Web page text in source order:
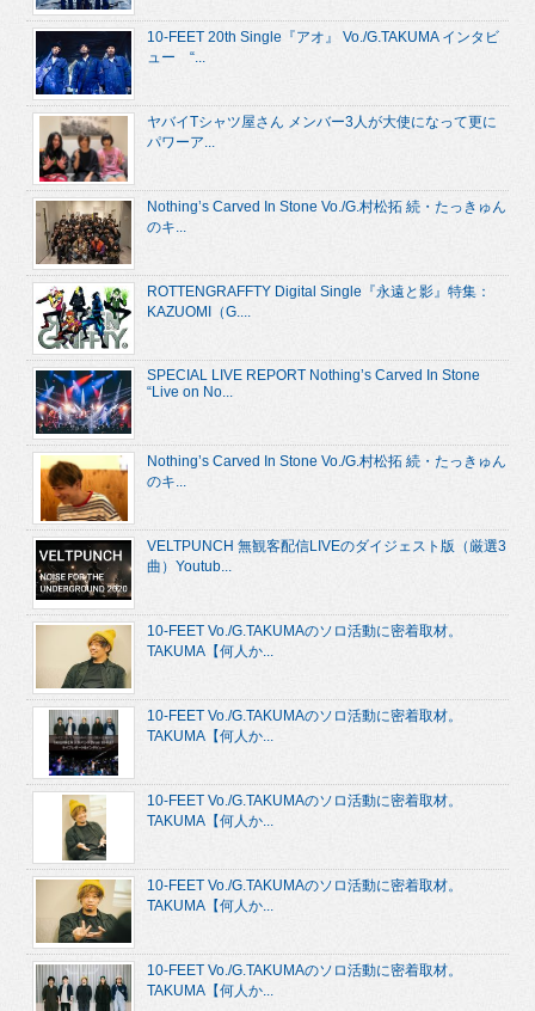
10-FEET 20th Single『アオ』 Vo./G.TAKUMA インタビ
ュー “...
ヤバイTシャツ屋さん メンバー3人が大使になって更に
パワーア...
Nothing’s Carved In Stone Vo./G.村松拓 続・たっきゅん
のキ...
ROTTENGRAFFTY Digital Single『永遠と影』特集：
KAZUOMI（G....
SPECIAL LIVE REPORT Nothing’s Carved In Stone
“Live on No...
Nothing’s Carved In Stone Vo./G.村松拓 続・たっきゅん
のキ...
VELTPUNCH 無観客配信LIVEのダイジェスト版（厳選3
曲）Youtub...
10-FEET Vo./G.TAKUMAのソロ活動に密着取材。
TAKUMA【何人か...
10-FEET Vo./G.TAKUMAのソロ活動に密着取材。
TAKUMA【何人か...
10-FEET Vo./G.TAKUMAのソロ活動に密着取材。
TAKUMA【何人か...
10-FEET Vo./G.TAKUMAのソロ活動に密着取材。
TAKUMA【何人か...
10-FEET Vo./G.TAKUMAのソロ活動に密着取材。
TAKUMA【何人か...